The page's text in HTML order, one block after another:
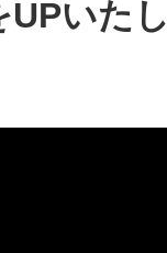
UPいた